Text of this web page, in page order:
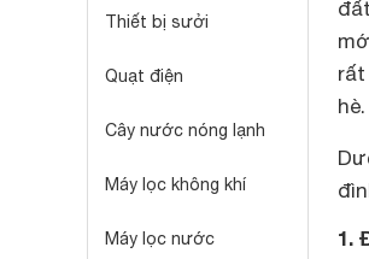
Thiết bị sưởi
Quạt điện
Cây nước nóng lạnh
Máy lọc không khí
Máy lọc nước
hè.
1.